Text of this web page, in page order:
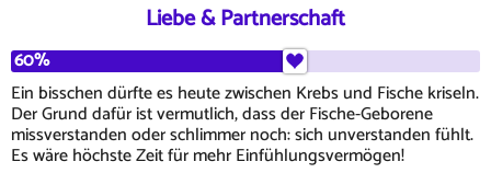
Liebe & Partnerschaft
60%
Ein bisschen dürfte es heute zwischen Krebs und Fische kriseln.
Der Grund dafür ist vermutlich, dass der Fische-Geborene
missverstanden oder schlimmer noch: sich unverstanden fühlt.
Es wäre höchste Zeit für mehr Einfühlungsvermögen!